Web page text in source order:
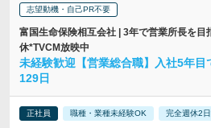
志望動機・自己PR不要
富国生命保険相互会社 | 3年で営業所長を
休*TVCM放映中
未経験歓迎【営業総合職】入社5年
129日
正社員 職種・業種未経験OK 完全週休2日